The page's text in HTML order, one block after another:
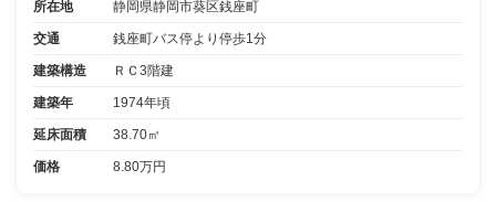
所在地 静岡県静岡市葵区銭座町
交通 銭座町バス停より停歩1分
建築構造 ＲＣ3階建
建築年 1974年頃
延床面積 38.70㎡
価格 8.80万円